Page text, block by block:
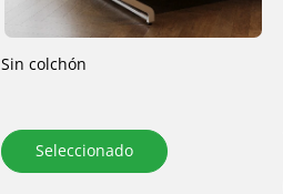
Sin colchón
Seleccionado